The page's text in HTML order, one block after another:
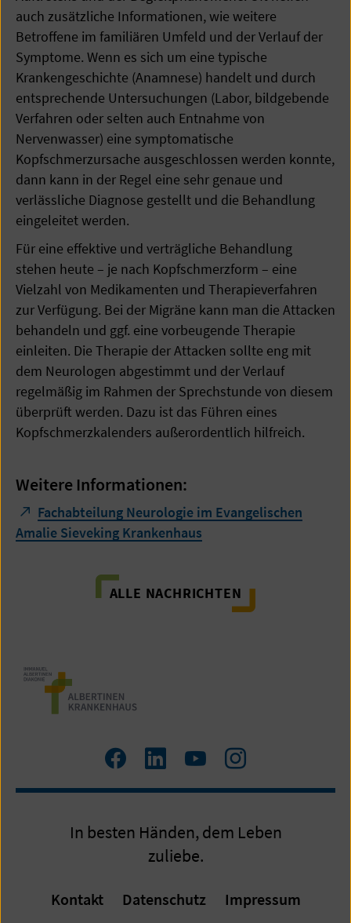
auch zusätzliche Informationen, wie weitere
Betroffene im familiären Umfeld und der Verlauf der
Symptome. Wenn es sich um eine typische
Krankengeschichte (Anamnese) handelt und durch
entsprechende Untersuchungen (Labor, bildgebende
Verfahren oder selten auch Entnahme von
Nervenwasser) eine symptomatische
Kopfschmerzursache ausgeschlossen werden konnte,
dann kann in der Regel eine sehr genaue und
verlässliche Diagnose gestellt und die Behandlung
eingeleitet werden.
Für eine effektive und verträgliche Behandlung
stehen heute – je nach Kopfschmerzform – eine
Vielzahl von Medikamenten und Therapieverfahren
zur Verfügung. Bei der Migräne kann man die Attacken
behandeln und ggf. eine vorbeugende Therapie
einleiten. Die Therapie der Attacken sollte eng mit
dem Neurologen abgestimmt und der Verlauf
regelmäßig im Rahmen der Sprechstunde von diesem
überprüft werden. Dazu ist das Führen eines
Kopfschmerzkalenders außerordentlich hilfreich.
Weitere Informationen:
Fachabteilung Neurologie im Evangelischen
Amalie Sieveking Krankenhaus
ALLE NACHRICHTEN
Zum
Facebook
LinkedIn
Zum
YouTube
Zum
Instagram
In besten Händen, dem Leben
zuliebe.
Kontakt Datenschutz Impressum